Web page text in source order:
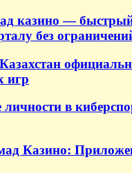
казино —
без
игр
в
Казино: